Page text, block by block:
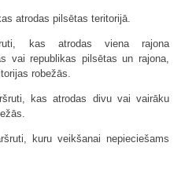
atrodas pilsētas teritorijā.
kas atrodas viena rajona
vai republikas pilsētas un rajona,
robežās.
kas atrodas divu vai vairāku
kuru veikšanai nepieciešams